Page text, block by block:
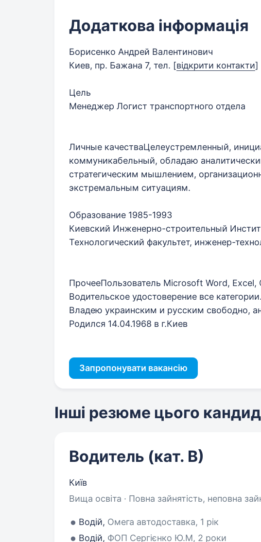
Додаткова інформація
Борисенко Андрей Валентинович
Киев, пр. Бажана 7, тел. [відкрити контакти]
Цель
Менеджер Логист транспортного отдела
Личные качестваЦелеустремленный,
коммуникабельный, обладаю
стратегическим мышлением,
экстремальным ситуациям.
Образование 1985-1993
Киевский Инженерно-строительный
Технологический факультет, инженер-
ПрочееПользователь Microsoft Word, Excel,
Водительское удостоверение все категории.
Владею украинским и русским свободно,
Родился 14.04.1968 в г.Киев
Запропонувати вакансію
Інші резюме цього
Водитель (кат. В)
Київ
Вища освіта · Повна зайнятість, неповна
Водій, Омега автодоставка, 1 рік
Водій, ФОП Сергієнко Ю.М, 2 роки